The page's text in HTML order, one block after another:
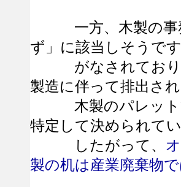
一方、木製の
ず」に該当しそうで
がなされており、
製造に伴って排出さ
木製のパレット等
特定して決められて
したがって、
製の机は産業廃棄物